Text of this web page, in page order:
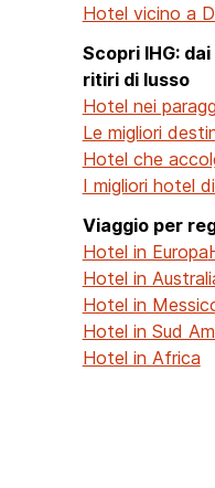
Hotel vicino a
Scopri IHG:
ritiri di lusso
Hotel nei
Le migliori
Hotel che
I migliori hotel
Viaggio per
Hotel in Europa
Hotel in
Hotel in
Hotel in Sud
Hotel in Africa